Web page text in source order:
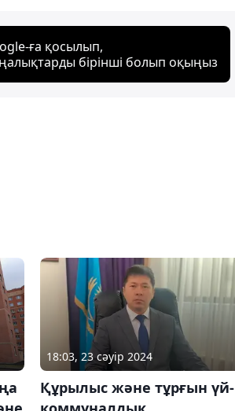
ға қосылып,
бірінші болып оқыңыз
18:03, 23 сәуір 2024
Құрылыс және тұрғын үй-